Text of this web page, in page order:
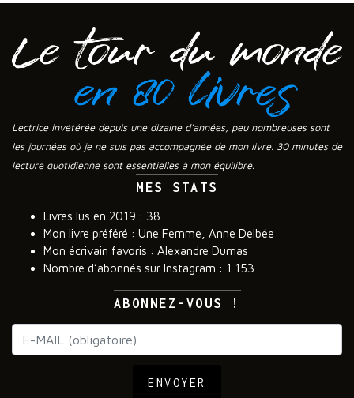
Lectrice invétérée depuis une dizaine d’années, peu nombreuses sont
les journées où je ne suis pas accompagnée de mon livre. 30 minutes de
lecture quotidienne sont essentielles à mon équilibre.
MES STATS
Livres lus en 2019 : 38
Mon livre préféré : Une Femme, Anne Delbée
Mon écrivain favoris : Alexandre Dumas
Nombre d’abonnés sur Instagram : 1 153
ABONNEZ-VOUS !
ENVOYER